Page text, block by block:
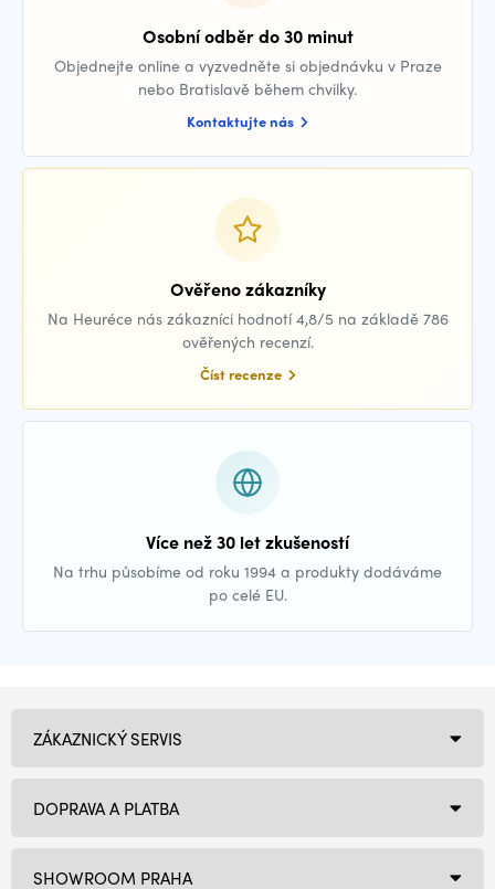
Osobní odběr do 30 minut
Objednejte online a vyzvedněte si objednávku v Praze
nebo Bratislavě během chvilky.
Kontaktujte nás
Ověřeno zákazníky
Na Heuréce nás zákazníci hodnotí 4,8/5 na základě 786
ověřených recenzí.
Číst recenze
Více než 30 let zkušeností
Na trhu působíme od roku 1994 a produkty dodáváme
po celé EU.
SHOWROOM PRAHA
ZÁKAZNICKÝ SERVIS
DOPRAVA A PLATBA